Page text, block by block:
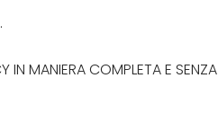
IN MANIERA COMPLETA E SENZA